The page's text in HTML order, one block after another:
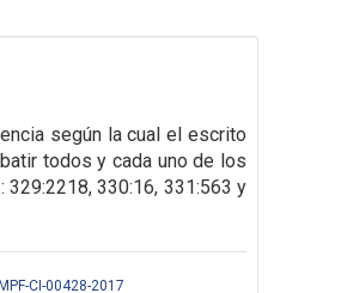
según la cual el escrito
todos y cada uno de los
329:2218, 330:16, 331:563 y
MPF-CI-00428-2017